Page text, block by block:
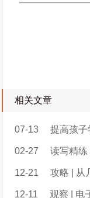
相关文章
07-13 提高孩
02-27 读写精练
12-21 攻略 | 从几
12-11 观察 | 电子纸单